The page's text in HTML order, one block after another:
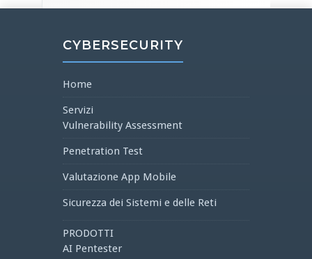
CYBERSECURITY
Home
Servizi
Vulnerability Assessment
Penetration Test
Valutazione App Mobile
Sicurezza dei Sistemi e delle Reti
PRODOTTI
AI Pentester